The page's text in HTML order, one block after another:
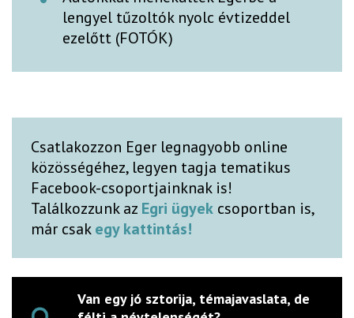
lengyel tűzoltók nyolc évtizeddel
ezelőtt (FOTÓK)
Csatlakozzon Eger legnagyobb online
közösségéhez, legyen tagja tematikus
Facebook-csoportjainknak is!
Találkozzunk az Egri ügyek csoportban is,
már csakegy kattintás!
Van egy jó sztorija, témajavaslata, de